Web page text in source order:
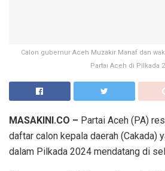
Calon gubernur Aceh Muzakir Manaf dan
Partai Aceh di Pilkada
MASAKINI.CO – Partai Aceh (PA)
daftar calon kepala daerah (Cakada)
dalam Pilkada 2024 mendatang di